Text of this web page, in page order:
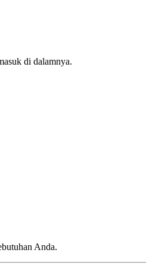
di dalamnya.
Anda.